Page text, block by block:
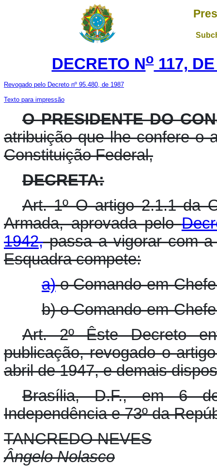
DECRETO No117, DE
Revogado pelo Decreto nº 95.480, de 1987
Texto para impressão
O PRESIDENTE DO
atribuição que lhe confere o
Constituição Federal,
DECRETA:
Art. 1º O artigo 2.1.1 da
Armada, aprovada pelo
1942,passa a vigorar com a
Esquadra compete:
a)o Comando-em-
b) o Comando-em-
Art. 2º Êste Decreto
publicação, revogado o
abril de 1947, e demais
Brasília, D.F., em 6
Independência e 73º da
TANCREDO NEVES
Ângelo Nolasco